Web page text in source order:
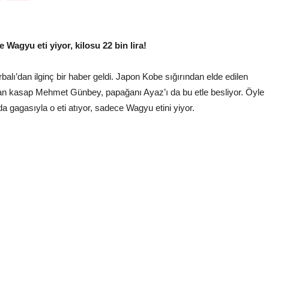
Wagyu eti yiyor, kilosu 22 bin lira!
ilginç bir haber geldi. Japon Kobe sığırından elde edilen
kasap Mehmet Günbey, papağanı Ayaz’ı da bu etle besliyor. Öyle
gagasıyla o eti atıyor, sadece Wagyu etini yiyor.